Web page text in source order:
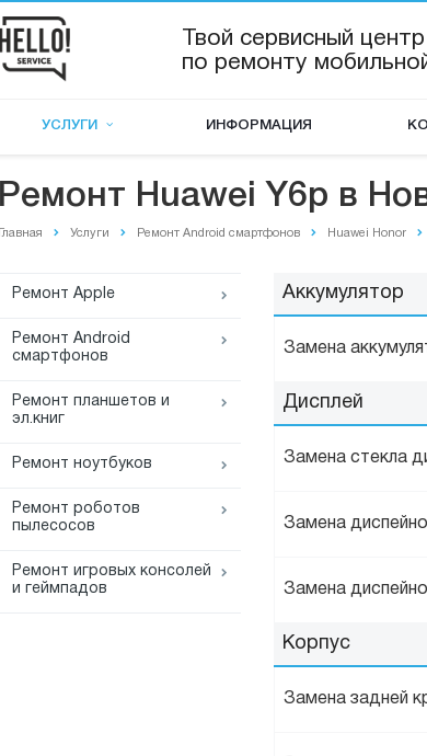
Твой сервисный центр
по ремонту
УСЛУГИ ИНФОРМАЦИЯ
Ремонт Huawei Y6p в
Главная Услуги Ремонт Android смартфонов Huawei Honor
Ремонт Apple
Ремонт Android
смартфонов
Ремонт планшетов и
эл.книг
Ремонт ноутбуков
Ремонт роботов
пылесосов
Ремонт игровых консолей
и геймпадов
Аккумулятор
Замена
Дисплей
Замена стекла
Замена
Замена
Корпус
Замена задней